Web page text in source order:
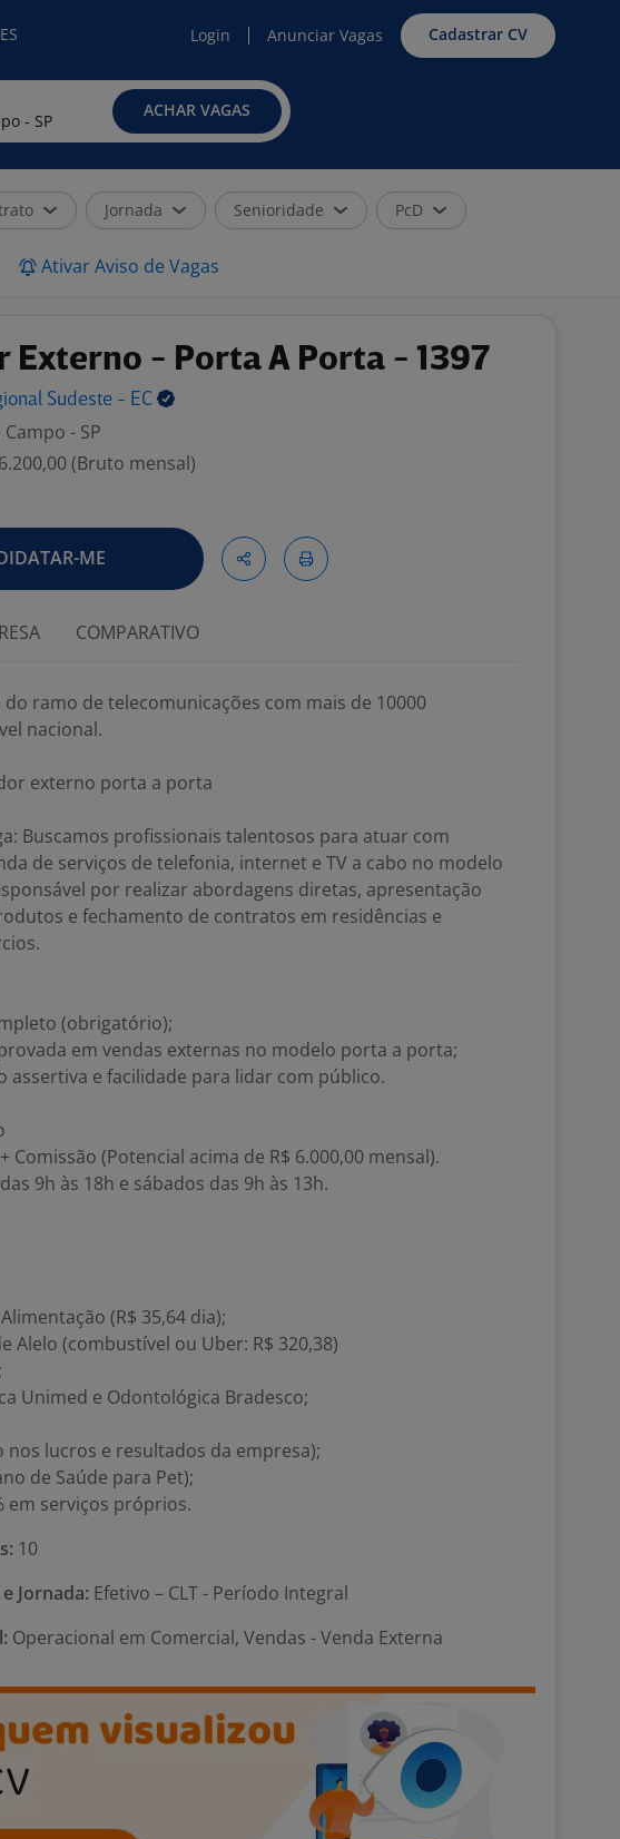
Login Anunciar Vagas Cadastrar CV
ACHAR VAGAS
Jornada Senioridade PcD
Ativar Aviso de Vagas
Externo - Porta A Porta - 1397
Sudeste - EC
- SP
(Bruto mensal)
ME
COMPARATIVO
ramo de telecomunicações com mais de 10000
nacional.
externo porta a porta
Buscamos profissionais talentosos para atuar com
de serviços de telefonia, internet e TV a cabo no modelo
por realizar abordagens diretas, apresentação
e fechamento de contratos em residências e
(obrigatório);
em vendas externas no modelo porta a porta;
assertiva e facilidade para lidar com público.
Comissão (Potencial acima de R$ 6.000,00 mensal).
9h às 18h e sábados das 9h às 13h.
(R$ 35,64 dia);
Alelo (combustível ou Uber: R$ 320,38)
Unimed e Odontológica Bradesco;
nos lucros e resultados da empresa);
de Saúde para Pet);
em serviços próprios.
10
Jornada: Efetivo – CLT - Período Integral
Operacional em Comercial, Vendas - Venda Externa